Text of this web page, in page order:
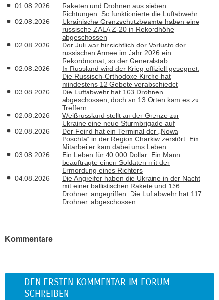
01.08.2026
Raketen und Drohnen aus sieben
Richtungen: So funktionierte die Luftabwehr
02.08.2026
Ukrainische Grenzschutzbeamte haben eine
russische ZALA Z-20 in Rekordhöhe
abgeschossen
02.08.2026
Der Juli war hinsichtlich der Verluste der
russischen Armee im Jahr 2026 ein
Rekordmonat, so der Generalstab
02.08.2026
In Russland wird der Krieg offiziell gesegnet:
Die Russisch-Orthodoxe Kirche hat
mindestens 12 Gebete verabschiedet
03.08.2026
Die Luftabwehr hat 163 Drohnen
abgeschossen, doch an 13 Orten kam es zu
Treffern
02.08.2026
Weißrussland stellt an der Grenze zur
Ukraine eine neue Sturmbrigade auf
02.08.2026
Der Feind hat ein Terminal der „Nowa
Poschta“ in der Region Charkiw zerstört: Ein
Mitarbeiter kam dabei ums Leben
03.08.2026
Ein Leben für 40.000 Dollar: Ein Mann
beauftragte einen Soldaten mit der
Ermordung eines Richters
04.08.2026
Die Angreifer haben die Ukraine in der Nacht
mit einer ballistischen Rakete und 136
Drohnen angegriffen: Die Luftabwehr hat 117
Drohnen abgeschossen
Kommentare
DEN ERSTEN KOMMENTAR IM FORUM
SCHREIBEN